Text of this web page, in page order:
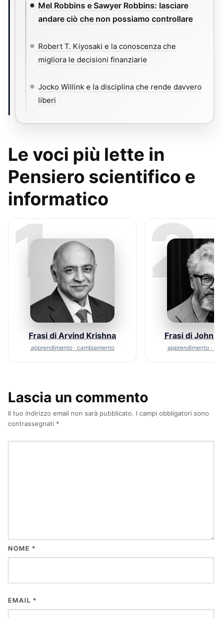
Mel Robbins e Sawyer Robbins: lasciare
andare ciò che non possiamo controllare
Robert T. Kiyosaki e la conoscenza che
migliora le decisioni finanziarie
Jocko Willink e la disciplina che rende davvero
liberi
Le voci più lette in
Pensiero scientifico e
informatico
1
Frasi di Arvind Krishna
apprendimento · cambiamento
2
Frasi di John
apprendimento ·
Lascia un commento
Il tuo indirizzo email non sarà pubblicato. I campi obbligatori sono
contrassegnati *
NOME *
EMAIL *